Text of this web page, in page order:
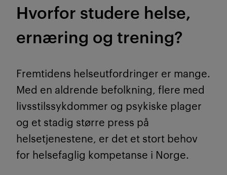
Hvorfor studere helse,
ernæring og trening?
Fremtidens helseutfordringer er mange.
Med en aldrende befolkning, flere med
livsstilssykdommer og psykiske plager
og et stadig større press på
helsetjenestene, er det et stort behov
for helsefaglig kompetanse i Norge.